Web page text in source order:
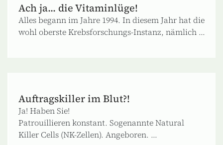
Ach ja... die Vitaminlüge!
Alles begann im Jahre 1994. In diesem Jahr hat die
wohl oberste Krebsforschungs-Instanz, nämlich ...
Auftragskiller im Blut?!
Ja! Haben Sie!
Patrouillieren konstant. Sogenannte Natural
Killer Cells (NK-Zellen). Angeboren. ...